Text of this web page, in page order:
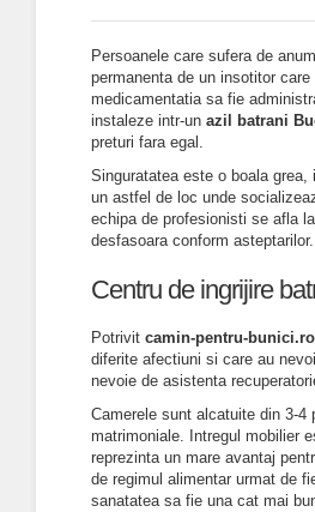
Persoanele care sufera de
permanenta de un insotitor
medicamentatia sa fie
instaleze intr-un azil batrani
preturi fara egal.
Singuratatea este o boala
un astfel de loc unde
echipa de profesionisti se afla
desfasoara conform asteptarilor.
Centru de ingrijire
Potrivit camin-pentru-bunici.ro
diferite afectiuni si care au
nevoie de asistenta
Camerele sunt alcatuite din 3-
matrimoniale. Intregul mobilier
reprezinta un mare avantaj
de regimul alimentar urmat de
sanatatea sa fie una cat mai